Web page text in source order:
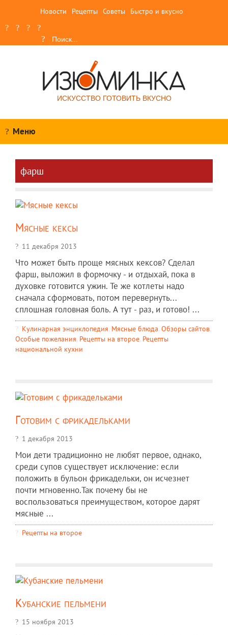
Новости Рецепты Советы Быстро и вкусно
ИСКУССТВО ГОТОВИТЬ ВКУСНО
Меню
фарш
Мясные кексы
11 декабря 2013
Что может быть проще мясных кексов? Сделал
фарш, выложил в формочку - и отдыхай, пока в
духовке готовится ужин. Те же котлеты надо
сначала сформовать, потом перевернуть...
сплошная головная боль. А тут - раз, и готово! ...
Кулинарная энциклопедия, Мясные блюда, Обзоры сайтов,
Особые пожелания, Рецепты на второе, Рецепты
национальной кухни
Готовим с фрикадельками
1 декабря 2013
Мои дети традиционно не любят первое, однако,
среди супов существует исключение: если
положить в бульон фрикадельки, он исчезнет
почти мгновенно.Так почему бы не
воспользоваться преимуществом, которое дарят
мясные ...
Рецепты на второе
Кубанские пельмени
15 ноября 2013